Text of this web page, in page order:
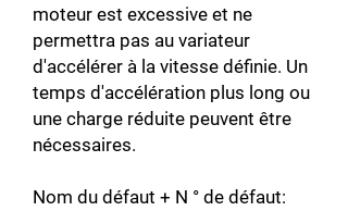
moteur est excessive et ne
permettra pas au variateur
d'accélérer à la vitesse définie. Un
temps d'accélération plus long ou
une charge réduite peuvent être
nécessaires.
Nom du défaut + N ° de défaut: